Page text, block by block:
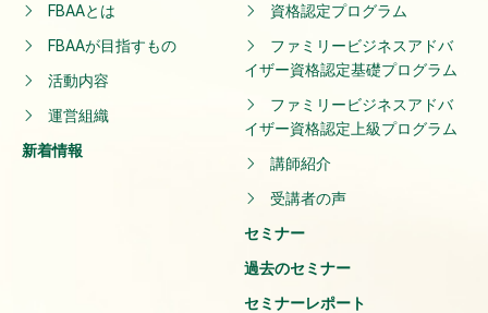
FBAAとは
FBAAが目指すもの
活動内容
運営組織
新着情報
資格認定プログラム
ファミリービジネスアドバ
イザー資格認定基礎プログラム
ファミリービジネスアドバ
イザー資格認定上級プログラム
講師紹介
受講者の声
セミナー
過去のセミナー
セミナーレポート